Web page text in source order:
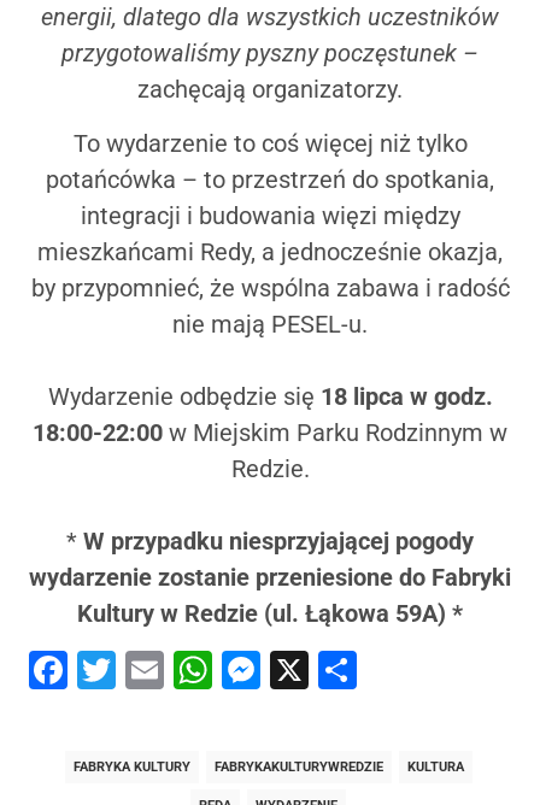
energii, dlatego dla wszystkich uczestników
przygotowaliśmy pyszny poczęstunek –
zachęcają organizatorzy.
To wydarzenie to coś więcej niż tylko
potańcówka – to przestrzeń do spotka­nia,
integracji i budowania więzi między
mieszkańcami Redy, a jednocześnie okazja,
by przypomnieć, że wspólna zabawa i radość
nie mają PESEL-u.
Wy­darzenie odbędzie się 18 lipca w godz.
18:00-22:00 w Miejskim Parku Rodzinnym w
Redzie.
* W przypadku niesprzyjającej pogody
wydarzenie zostanie przenie­sione do Fabryki
Kultury w Redzie (ul. Łąkowa 59A) *
Facebook
Twitter
EmailWhatsApp
Messenger
X
FABRYKA KULTURY FABRYKAKULTURYWREDZIE KULTURA